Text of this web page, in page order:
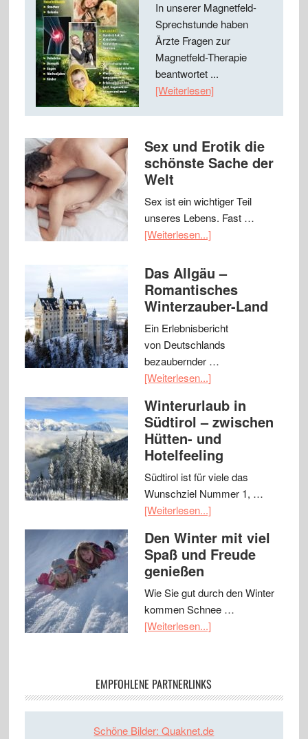
In unserer Magnetfeld-
Sprechstunde haben
Ärzte Fragen zur
Magnetfeld-Therapie
beantwortet ...
[Weiterlesen]
Sex und Erotik die
schönste Sache der
Welt
Sex ist ein wichtiger Teil
unseres Lebens. Fast …
[Weiterlesen...]
Das Allgäu –
Romantisches
Winterzauber-Land
Ein Erlebnisbericht
von Deutschlands
bezaubernder …
[Weiterlesen...]
Winterurlaub in
Südtirol – zwischen
Hütten- und
Hotelfeeling
Südtirol ist für viele das
Wunschziel Nummer 1, …
[Weiterlesen...]
Den Winter mit viel
Spaß und Freude
genießen
Wie Sie gut durch den Winter
kommen Schnee …
[Weiterlesen...]
EMPFOHLENE PARTNERLINKS
Schöne Bilder: Quaknet.de